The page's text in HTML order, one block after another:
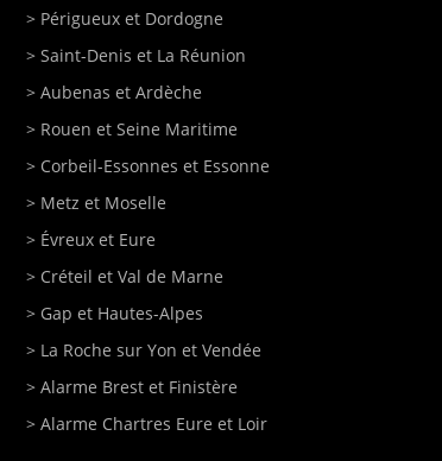
> Périgueux et Dordogne
> Saint-Denis et La Réunion
> Aubenas et Ardèche
> Rouen et Seine Maritime
> Corbeil-Essonnes et Essonne
> Metz et Moselle
> Évreux et Eure
> Créteil et Val de Marne
> Gap et Hautes-Alpes
> La Roche sur Yon et Vendée
> Alarme Brest et Finistère
> Alarme Chartres Eure et Loir